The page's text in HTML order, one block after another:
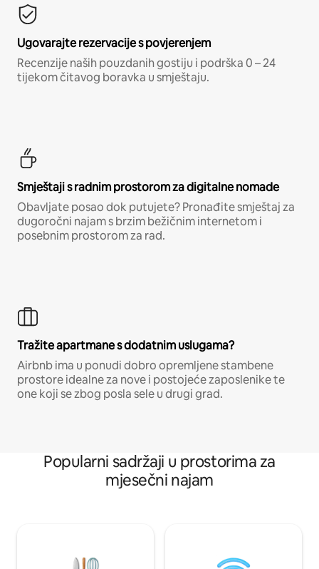
Ugovarajte rezervacije s povjerenjem
Recenzije naših pouzdanih gostiju i podrška 0 – 24
tijekom čitavog boravka u smještaju.
Smještaji s radnim prostorom za digitalne nomade
Obavljate posao dok putujete? Pronađite smještaj za
dugoročni najam s brzim bežičnim internetom i
posebnim prostorom za rad.
Tražite apartmane s dodatnim uslugama?
Airbnb ima u ponudi dobro opremljene stambene
prostore idealne za nove i postojeće zaposlenike te
one koji se zbog posla sele u drugi grad.
Popularni sadržaji u prostorima za
mjesečni najam